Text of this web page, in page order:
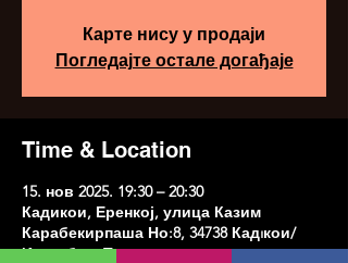
Карте нису у продаји
Погледајте остале догађаје
Time & Location
15. нов 2025. 19:30 – 20:30
Кадикои, Еренкој, улица Казим
Карабекирпаша Но:8, 34738 Кадıкои/
Истанбул, Туркиие